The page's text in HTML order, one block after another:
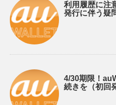
利用履歴に注
発行に伴う疑
4/30期限！
続きを（初回